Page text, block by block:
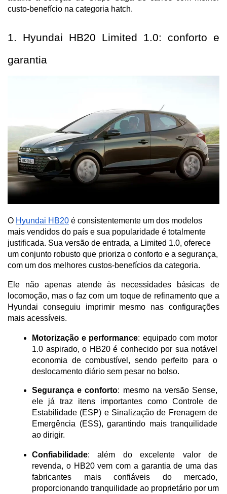
custo-benefício na categoria hatch.
1. Hyundai HB20 Limited 1.0: conforto e
garantia
O Hyundai HB20 é consistentemente um dos modelos
mais vendidos do país e sua popularidade é totalmente
justificada. Sua versão de entrada, a Limited 1.0, oferece
um conjunto robusto que prioriza o conforto e a segurança,
com um dos melhores custos-benefícios da categoria.
Ele não apenas atende às necessidades básicas de
locomoção, mas o faz com um toque de refinamento que a
Hyundai conseguiu imprimir mesmo nas configurações
mais acessíveis.
Motorização e performance: equipado com motor
1.0 aspirado, o HB20 é conhecido por sua notável
economia de combustível, sendo perfeito para o
deslocamento diário sem pesar no bolso.
Segurança e conforto: mesmo na versão Sense,
ele já traz itens importantes como Controle de
Estabilidade (ESP) e Sinalização de Frenagem de
Emergência (ESS), garantindo mais tranquilidade
ao dirigir.
Confiabilidade: além do excelente valor de
revenda, o HB20 vem com a garantia de uma das
fabricantes mais confiáveis do mercado,
proporcionando tranquilidade ao proprietário por um